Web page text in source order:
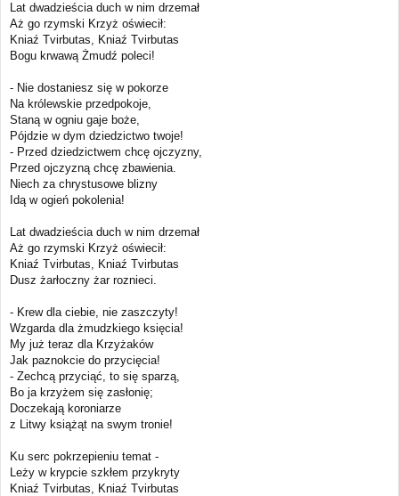
Lat dwadzieścia duch w nim drzemał
Aż go rzymski Krzyż oświecił:
Kniaź Tvirbutas, Kniaź Tvirbutas
Bogu krwawą Żmudź poleci!
- Nie dostaniesz się w pokorze
Na królewskie przedpokoje,
Staną w ogniu gaje boże,
Pójdzie w dym dziedzictwo twoje!
- Przed dziedzictwem chcę ojczyzny,
Przed ojczyzną chcę zbawienia.
Niech za chrystusowe blizny
Idą w ogień pokolenia!
Lat dwadzieścia duch w nim drzemał
Aż go rzymski Krzyż oświecił:
Kniaź Tvirbutas, Kniaź Tvirbutas
Dusz żarłoczny żar roznieci.
- Krew dla ciebie, nie zaszczyty!
Wzgarda dla żmudzkiego księcia!
My już teraz dla Krzyżaków
Jak paznokcie do przycięcia!
- Zechcą przyciąć, to się sparzą,
Bo ja krzyżem się zasłonię;
Doczekają koroniarze
z Litwy książąt na swym tronie!
Ku serc pokrzepieniu temat -
Leży w krypcie szkłem przykryty
Kniaź Tvirbutas, Kniaź Tvirbutas